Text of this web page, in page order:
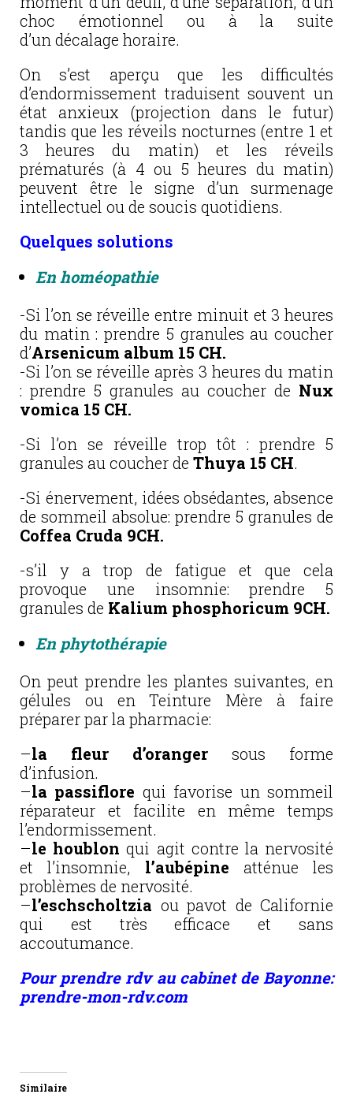
choc émotionnel ou à la suite
d’un décalage horaire.
On s’est aperçu que les difficultés
d’endormissement traduisent souvent un
état anxieux (projection dans le futur)
tandis que les réveils nocturnes (entre 1 et
3 heures du matin) et les réveils
prématurés (à 4 ou 5 heures du matin)
peuvent être le signe d’un surmenage
intellectuel ou de soucis quotidiens.
Quelques solutions
En homéopathie
-Si l’on se réveille entre minuit et 3 heures
du matin : prendre 5 granules au coucher
d’Arsenicum album 15 CH.
-Si l’on se réveille après 3 heures du matin
: prendre 5 granules au coucher de Nux
vomica 15 CH.
-Si l’on se réveille trop tôt : prendre 5
granules au coucher de Thuya 15 CH.
-Si énervement, idées obsédantes, absence
de sommeil absolue: prendre 5 granules de
Coffea Cruda 9CH.
-s’il y a trop de fatigue et que cela
provoque une insomnie: prendre 5
granules de Kalium phosphoricum 9CH.
En phytothérapie
On peut prendre les plantes suivantes, en
gélules ou en Teinture Mère à faire
préparer par la pharmacie:
–la fleur d’oranger sous forme
d’infusion.
–la passiflore qui favorise un sommeil
réparateur et facilite en même temps
l’endormissement.
–le houblon qui agit contre la nervosité
et l’insomnie, l’aubépine atténue les
problèmes de nervosité.
–l’eschscholtzia ou pavot de Californie
qui est très efficace et sans
accoutumance.
Pour prendre rdv au cabinet de Bayonne:
prendre-mon-rdv.com
Similaire